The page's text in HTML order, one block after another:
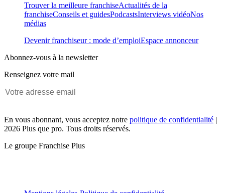
Trouver la meilleure franchiseActualités de la
franchiseConseils et guidesPodcastsInterviews vidéoNos
médias
Devenir franchiseur : mode d’emploiEspace annonceur
Abonnez-vous à la newsletter
Renseignez votre mail
En vous abonnant, vous acceptez notre politique de confidentialité |
2026 Plus que pro. Tous droits réservés.
Le groupe Franchise Plus